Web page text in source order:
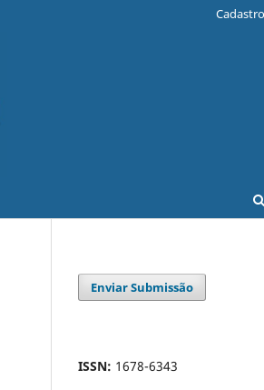
Cadastro
Enviar Submissão
ISSN: 1678-6343